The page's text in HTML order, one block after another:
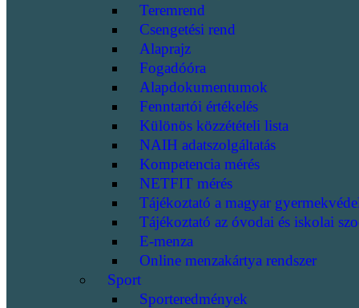
Teremrend
Csengetési rend
Alaprajz
Fogadóóra
Alapdokumentumok
Fenntartói értékelés
Különös közzétételi lista
NAIH adatszolgáltatás
Kompetencia mérés
NETFIT mérés
Tájékoztató a magyar
Tájékoztató az óvodai és iskolai
E-menza
Online menzakártya rendszer
Sport
Sporteredmények